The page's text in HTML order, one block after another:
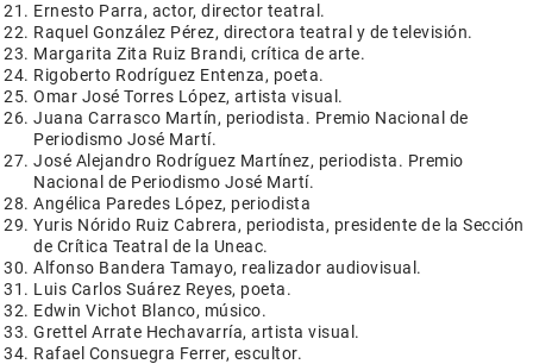
Ernesto Parra, actor, director teatral.
Raquel González Pérez, directora teatral y de televisión.
Margarita Zita Ruiz Brandi, crítica de arte.
Rigoberto Rodríguez Entenza, poeta.
Omar José Torres López, artista visual.
Juana Carrasco Martín, periodista. Premio Nacional de
Periodismo José Martí.
José Alejandro Rodríguez Martínez, periodista. Premio
Nacional de Periodismo José Martí.
Angélica Paredes López, periodista
Yuris Nórido Ruiz Cabrera, periodista, presidente de la Sección
de Crítica Teatral de la Uneac.
Alfonso Bandera Tamayo, realizador audiovisual.
Luis Carlos Suárez Reyes, poeta.
Edwin Vichot Blanco, músico.
Grettel Arrate Hechavarría, artista visual.
Rafael Consuegra Ferrer, escultor.